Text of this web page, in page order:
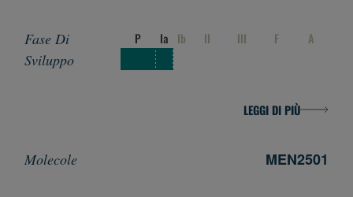
P Ia Ib II III F A
LEGGI DI PIÙ
MEN2501